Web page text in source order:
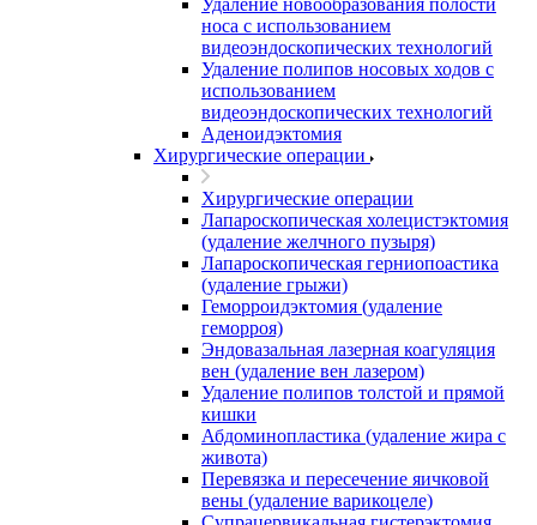
Удаление новообразования полости
носа с использованием
видеоэндоскопических технологий
Удаление полипов носовых ходов с
использованием
видеоэндоскопических технологий
Аденоидэктомия
Хирургические операции
Хирургические операции
Лапароскопическая холецистэктомия
(удаление желчного пузыря)
Лапароскопическая герниопоастика
(удаление грыжи)
Геморроидэктомия (удаление
геморроя)
Эндовазальная лазерная коагуляция
вен (удаление вен лазером)
Удаление полипов толстой и прямой
кишки
Абдоминопластика (удаление жира с
живота)
Перевязка и пересечение яичковой
вены (удаление варикоцеле)